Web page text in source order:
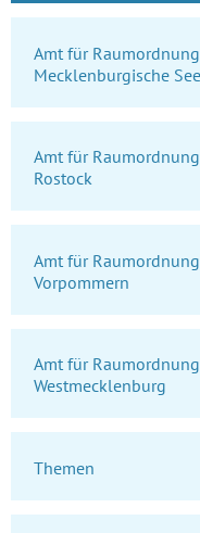
Amt für
Mecklenburgische
Amt für
Rostock
Amt für
Vorpommern
Amt für
Westmecklenburg
Themen